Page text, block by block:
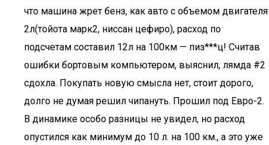
что машина жрет бенз, как авто с объемом двигателя
2л(тойота марк2, ниссан цефиро), расход по
подсчетам составил 12л на 100км — пиз***ц! Считав
ошибки бортовым компьютером, выяснил, лямда #2
сдохла. Покупать новую смысла нет, стоит дорого,
долго не думая решил чипануть. Прошил под Евро-2.
В динамике особо разницы не увидел, но расход
опустился как минимум до 10 л. на 100 км., а это уже